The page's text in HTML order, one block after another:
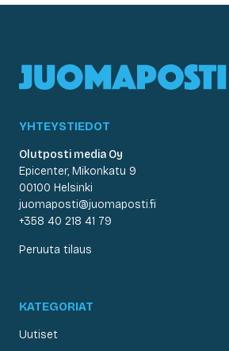
YHTEYSTIEDOT
Olutposti media Oy
Epicenter, Mikonkatu 9
00100 Helsinki
juomaposti@juomaposti.fi
+358 40 218 41 79
Peruuta tilaus
KATEGORIAT
Uutiset